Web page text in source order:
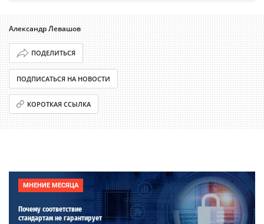
Александр Левашов
ПОДЕЛИТЬСЯ
ПОДПИСАТЬСЯ НА НОВОСТИ
КОРОТКАЯ ССЫЛКА
МНЕНИЕ МЕСЯЦА
Почему соответствие
стандартам не гарантирует